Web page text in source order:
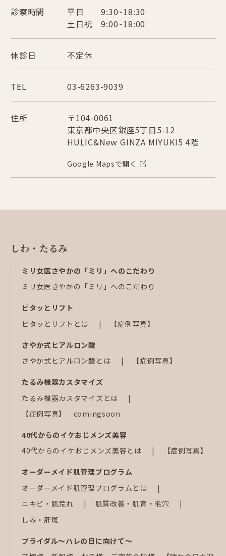
診察時間
平日 9:30~18:30
土日祝 9:00~18:00
休診日 不定休
TEL 03-6263-9039
住所
〒104-0061
東京都中央区銀座5丁目5-12
HULIC&New GINZA MIYUKI5 4階
Google Mapsで開く
しわ・たるみ
ミリ女医さやかの「ミリ」へのこだわり
ミリ女医さやかの「ミリ」へのこだわり
ピタッとリフト
ピタッとリフトとは
【症例写真】
さやか式ヒアルロン酸
さやか式ヒアルロン酸とは
【症例写真】
たるみ機器カスタマイズ
たるみ機器カスタマイズとは
【症例写真】 comingsoon
40代からのイケおじメンズ美容
40代からのイケおじメンズ美容とは
【症例写真】
オーダーメイド肌管理プログラム
オーダーメイド肌管理プログラムとは
ニキビ・肌荒れ
肌質改善・肌育・毛穴
しみ・肝斑
ブライダル～ハレの日に向けて～